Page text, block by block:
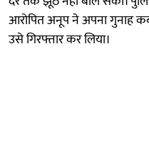
आरोपित अनूप ने अपना गुनाह
उसे गिरफ्तार कर लिया।